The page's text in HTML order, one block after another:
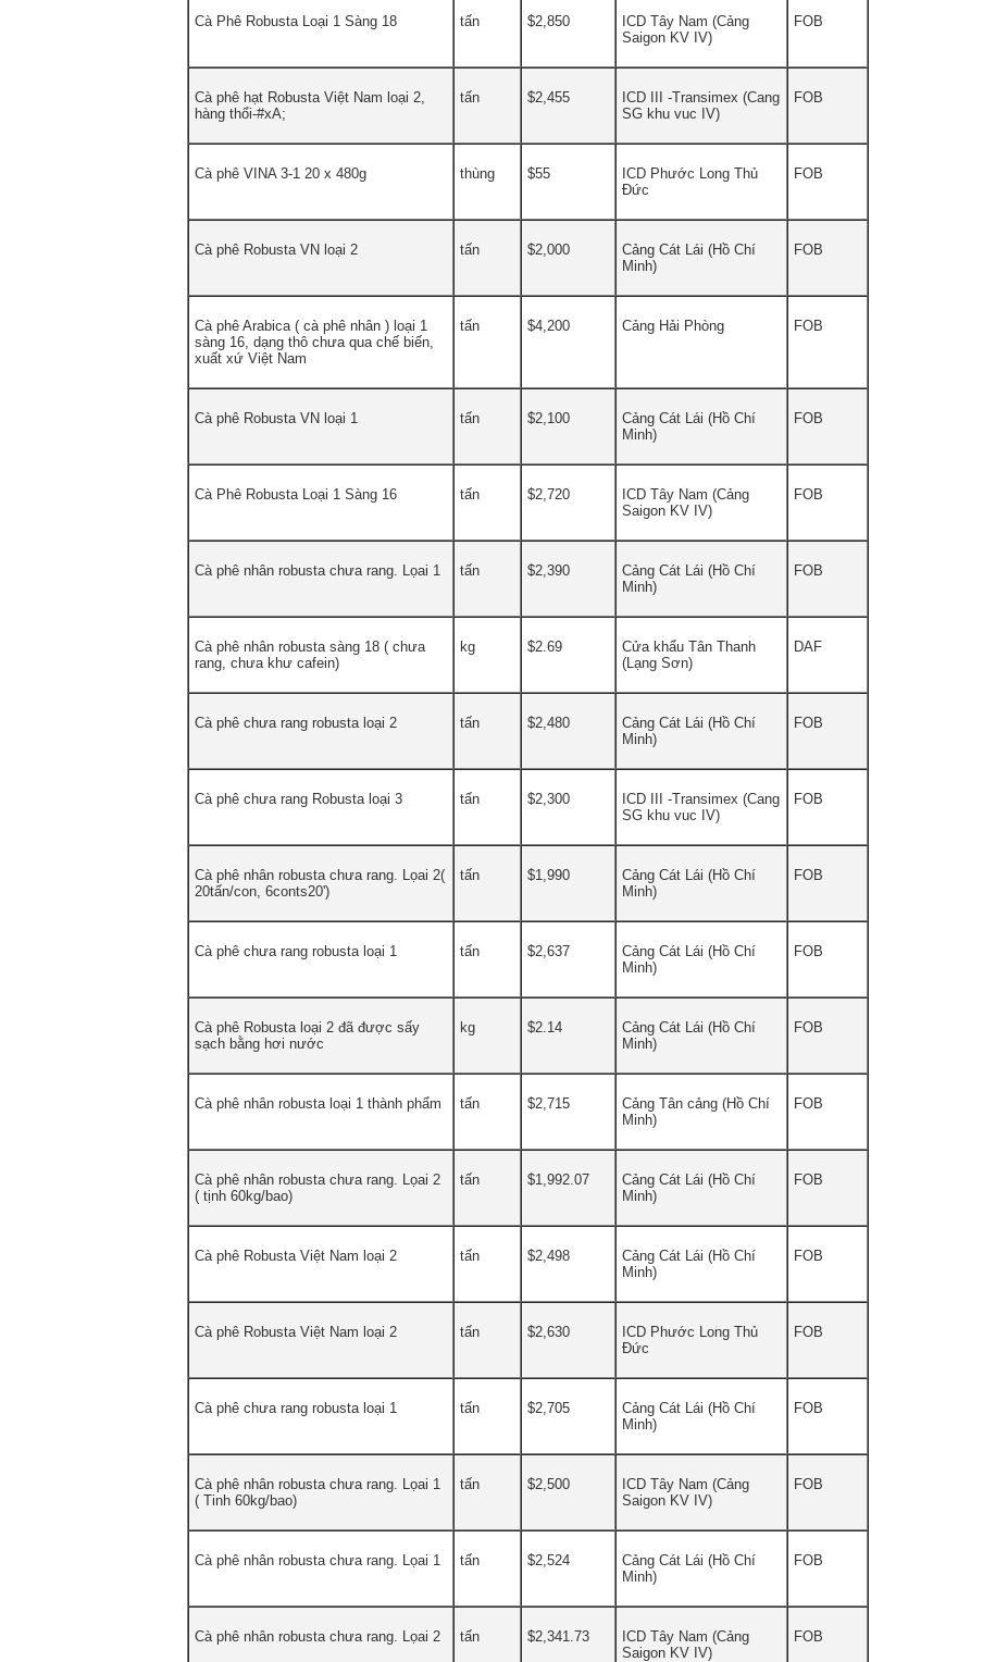
Cà Phê Robusta Loại 1 Sàng 18 tấn $2,850
ICD Tây Nam (Cảng
Saigon KV IV)
FOB
Cà phê hạt Robusta Việt Nam loại 2,
hàng thổi-#xA;
tấn $2,455
ICD III -Transimex (Cang
SG khu vuc IV)
FOB
Cà phê VINA 3-1 20 x 480g thùng $55
ICD Phước Long Thủ
Đức
FOB
Cà phê Robusta VN loại 2 tấn $2,000
Cảng Cát Lái (Hồ Chí
Minh)
FOB
Cà phê Arabica ( cà phê nhân ) loại 1
sàng 16, dạng thô chưa qua chế biến,
xuất xứ Việt Nam
tấn $4,200 Cảng Hải Phòng FOB
Cà phê Robusta VN loại 1 tấn $2,100
Cảng Cát Lái (Hồ Chí
Minh)
FOB
Cà Phê Robusta Loại 1 Sàng 16 tấn $2,720
ICD Tây Nam (Cảng
Saigon KV IV)
FOB
Cà phê nhân robusta chưa rang. Lọai 1 tấn $2,390
Cảng Cát Lái (Hồ Chí
Minh)
FOB
Cà phê nhân robusta sàng 18 ( chưa
rang, chưa khư cafein)
kg $2.69
Cửa khẩu Tân Thanh
(Lạng Sơn)
DAF
Cà phê chưa rang robusta loại 2 tấn $2,480
Cảng Cát Lái (Hồ Chí
Minh)
FOB
Cà phê chưa rang Robusta loại 3 tấn $2,300
ICD III -Transimex (Cang
SG khu vuc IV)
FOB
Cà phê nhân robusta chưa rang. Lọai 2(
20tấn/con, 6conts20')
tấn $1,990
Cảng Cát Lái (Hồ Chí
Minh)
FOB
Cà phê chưa rang robusta loại 1 tấn $2,637
Cảng Cát Lái (Hồ Chí
Minh)
FOB
Cà phê Robusta loại 2 đã được sấy
sạch bằng hơi nước
kg $2.14
Cảng Cát Lái (Hồ Chí
Minh)
FOB
Cà phê nhân robusta loại 1 thành phẩm tấn $2,715
Cảng Tân cảng (Hồ Chí
Minh)
FOB
Cà phê nhân robusta chưa rang. Lọai 2
( tịnh 60kg/bao)
tấn $1,992.07
Cảng Cát Lái (Hồ Chí
Minh)
FOB
Cà phê Robusta Việt Nam loại 2 tấn $2,498
Cảng Cát Lái (Hồ Chí
Minh)
FOB
Cà phê Robusta Việt Nam loại 2 tấn $2,630
ICD Phước Long Thủ
Đức
FOB
Cà phê chưa rang robusta loại 1 tấn $2,705
Cảng Cát Lái (Hồ Chí
Minh)
FOB
Cà phê nhân robusta chưa rang. Lọai 1
( Tinh 60kg/bao)
tấn $2,500
ICD Tây Nam (Cảng
Saigon KV IV)
FOB
Cà phê nhân robusta chưa rang. Lọai 1 tấn $2,524
Cảng Cát Lái (Hồ Chí
Minh)
FOB
Cà phê nhân robusta chưa rang. Lọai 2 tấn $2,341.73
ICD Tây Nam (Cảng
Saigon KV IV)
FOB